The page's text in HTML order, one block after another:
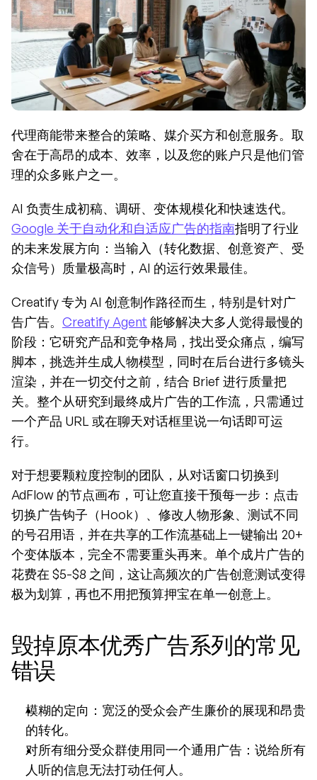
代理商能带来整合的策略、媒介买方和创意服务。取
舍在于高昂的成本、效率，以及您的账户只是他们管
理的众多账户之一。
AI 负责生成初稿、调研、变体规模化和快速迭代。
Google 关于自动化和自适应广告的指南指明了行业
的未来发展方向：当输入（转化数据、创意资产、受
众信号）质量极高时，AI 的运行效果最佳。
Creatify 专为 AI 创意制作路径而生，特别是针对广
告广告。 Creatify Agent 能够解决大多人觉得最慢的
阶段：它研究产品和竞争格局，找出受众痛点，编写
脚本，挑选并生成人物模型，同时在后台进行多镜头
渲染，并在一切交付之前，结合 Brief 进行质量把
关。整个从研究到最终成片广告的工作流，只需通过
一个产品 URL 或在聊天对话框里说一句话即可运
行。
对于想要颗粒度控制的团队，从对话窗口切换到
AdFlow 的节点画布，可让您直接干预每一步：点击
切换广告钩子（Hook）、修改人物形象、测试不同
的号召用语，并在共享的工作流基础上一键输出 20+
个变体版本，完全不需要重头再来。单个成片广告的
花费在 $5-$8 之间，这让高频次的广告创意测试变得
极为划算，再也不用把预算押宝在单一创意上。
毁掉原本优秀广告系列的常见
错误
模糊的定向：宽泛的受众会产生廉价的展现和昂贵
的转化。
对所有细分受众群使用同一个通用广告：说给所有
人听的信息无法打动任何人。